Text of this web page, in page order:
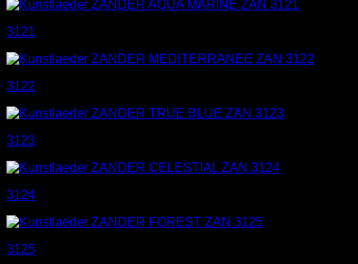
3121
3122
3123
3124
3125